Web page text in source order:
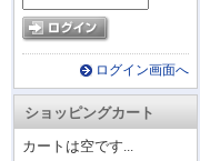
ログイン画面へ
ショッピングカート
カートは空です...